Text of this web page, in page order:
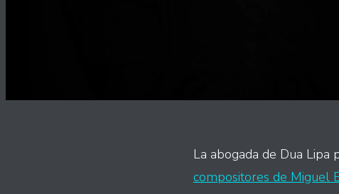
La abogada de Dua Lipa
compositores de Miguel